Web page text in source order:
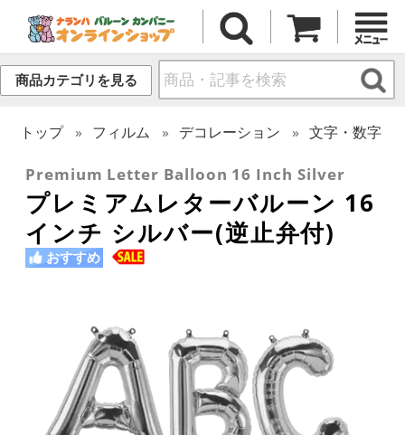
商品カテゴリを見る
トップ フィルム デコレーション 文字・数字
Premium Letter Balloon 16 Inch Silver
プレミアムレターバルーン 16
インチ シルバー(逆止弁付)
おすすめ